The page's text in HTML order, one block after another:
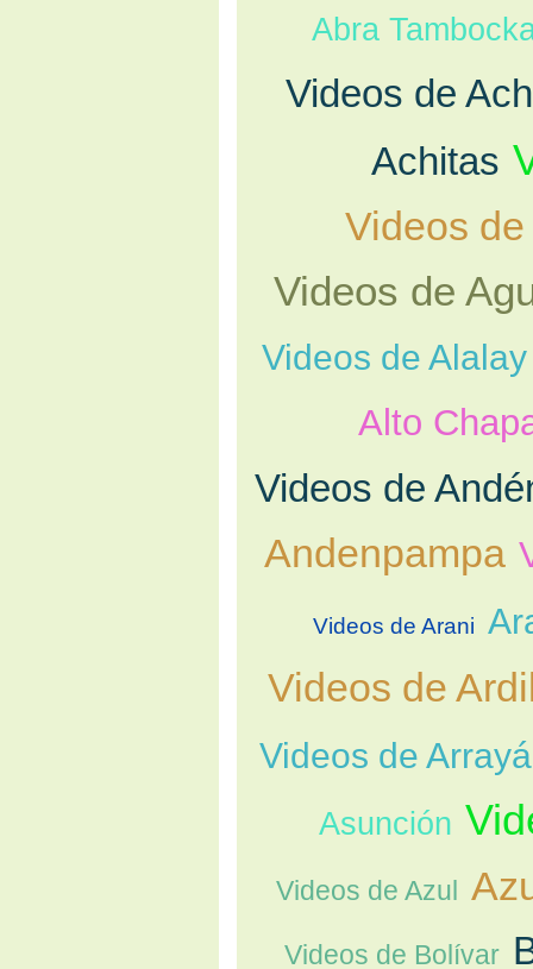
Abra
Videos de
Achitas
Videos
Videos de
Videos de Alalay
Alto
Videos de
Andenpampa
Videos de Arani
Videos de
Videos de
Asunción
Videos de Azul
Videos de Bolívar